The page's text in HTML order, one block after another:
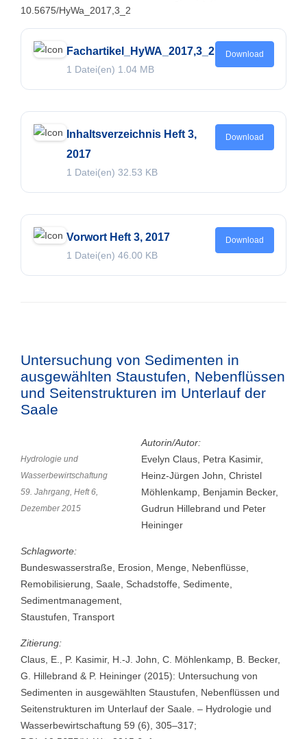
10.5675/HyWa_2017,3_2
Fachartikel_HyWA_2017,3_2
1 Datei(en) 1.04 MB
Download
Inhaltsverzeichnis Heft 3,
2017
1 Datei(en) 32.53 KB
Download
Vorwort Heft 3, 2017
1 Datei(en) 46.00 KB
Download
Untersuchung von Sedimenten in
ausgewählten Staustufen, Nebenflüssen
und Seitenstrukturen im Unterlauf der
Saale
Hydrologie und
Wasserbewirtschaftung
59. Jahrgang, Heft 6,
Dezember 2015
Autorin/Autor:
Evelyn Claus, Petra Kasimir,
Heinz-Jürgen John, Christel
Möhlenkamp, Benjamin Becker,
Gudrun Hillebrand und Peter
Heininger
Schlagworte:
Bundeswasserstraße, Erosion, Menge, Nebenflüsse,
Remobilisierung, Saale, Schadstoffe, Sedimente,
Sedimentmanagement,
Staustufen, Transport
Zitierung:
Claus, E., P. Kasimir, H.-J. John, C. Möhlenkamp, B. Becker,
G. Hillebrand & P. Heininger (2015): Untersuchung von
Sedimenten in ausgewählten Staustufen, Nebenflüssen und
Seitenstrukturen im Unterlauf der Saale. – Hydrologie und
Wasserbewirtschaftung 59 (6), 305–317;